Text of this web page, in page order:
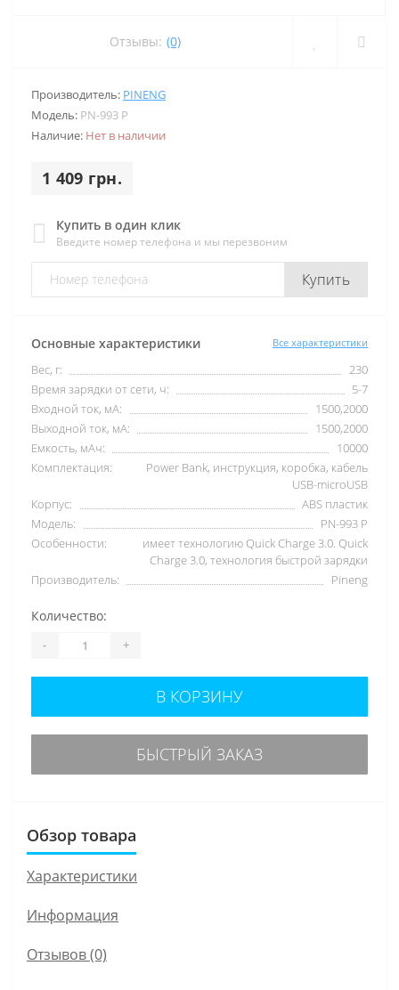
Отзывы: (0)
Производитель: PINENG
Модель: PN-993 P
Наличие: Нет в наличии
1 409 грн.
Купить в один клик
Введите номер телефона и мы перезвоним
Купить
Основные характеристики Все характеристики
Вес, г:
230
Время зарядки от сети, ч:
5-7
Входной ток, мА:
1500,2000
Выходной ток, мА:
1500,2000
Емкость, мАч:
10000
Комплектация:
Power Bank, инструкция, коробка, кабель
USB-microUSB
Корпус:
ABS пластик
Модель:
PN-993 P
Особенности:
имеет технологию Quick Charge 3.0. Quick
Charge 3.0, технология быстрой зарядки
Производитель:
Pineng
Количество:
- +
В КОРЗИНУ
БЫСТРЫЙ ЗАКАЗ
Обзор товара
Характеристики
Информация
Отзывов (0)